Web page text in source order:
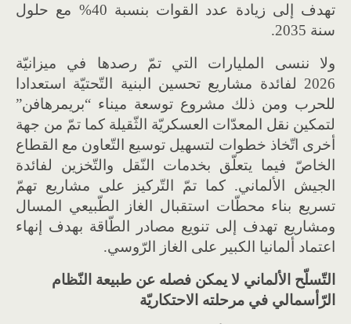
تهدف إلى زيادة عدد القوات بنسبة 40% مع حلول
سنة 2035.
ولا ننسى المليارات التي تمّ رصدها في ميزانيّة
2026 لفائدة مشاريع تحسين البنية التّحتيّة استعدادا
للحرب ومن ذلك مشروع توسعة ميناء “بريمرهافن”
لتمكين نقل المعدّات العسكريّة الثّقيلة كما تمّ من جهة
أخرى اتّخاذ خطوات لتسهيل توسيع التّعاون مع القطاع
الخاصّ فيما يتعلّق بخدمات النّقل والتّخزين لفائدة
الجيش الألماني. كما تمّ التّركيز على مشاريع تهمّ
تسريع بناء محطّات استقبال الغاز الطّبيعي المسال
ومشاريع تهدف إلى تنويع مصادر الطّاقة بهدف إنهاء
اعتماد ألمانيا الكبير على الغاز الرّوسي.
التّسلّح الألماني لا يمكن فصله عن طبيعة النّظام
الرّأسمالي في مرحلته الاحتكاريّة